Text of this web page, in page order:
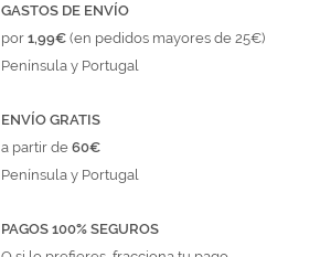
GASTOS DE ENVÍO
por1,99€(en pedidos mayores de 25€)
Península y Portugal
ENVÍO GRATIS
a partir de60€
Península y Portugal
PAGOS 100% SEGUROS